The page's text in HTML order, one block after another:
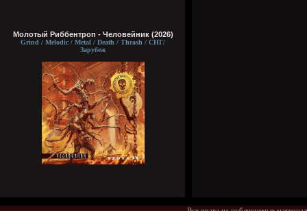
Молотый Риббентроп - Человейник (2026)
Grind / Melodic / Metal / Death / Thrash / СНГ/
Зарубеж